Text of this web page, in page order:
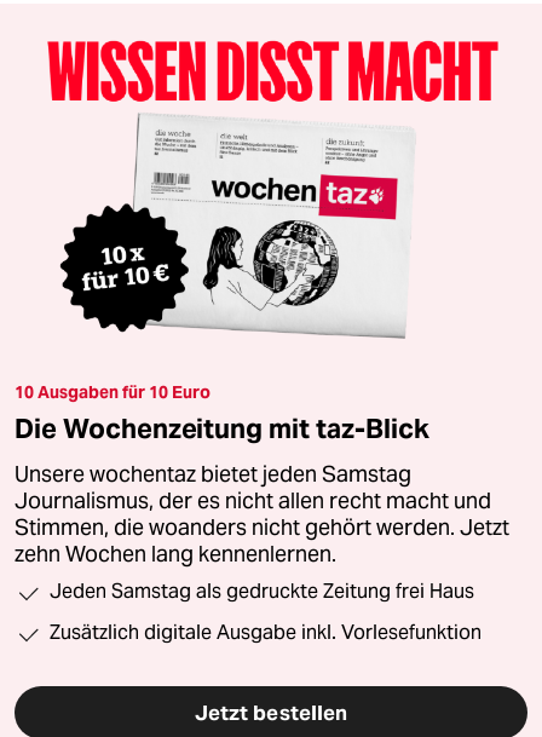
10 Ausgaben für 10 Euro
Die Wochenzeitung mit taz-Blick
Unsere wochentaz bietet jeden Samstag
Journalismus, der es nicht allen recht macht und
Stimmen, die woanders nicht gehört werden. Jetzt
zehn Wochen lang kennenlernen.
Jeden Samstag als gedruckte Zeitung frei Haus
Zusätzlich digitale Ausgabe inkl. Vorlesefunktion
Jetzt bestellen